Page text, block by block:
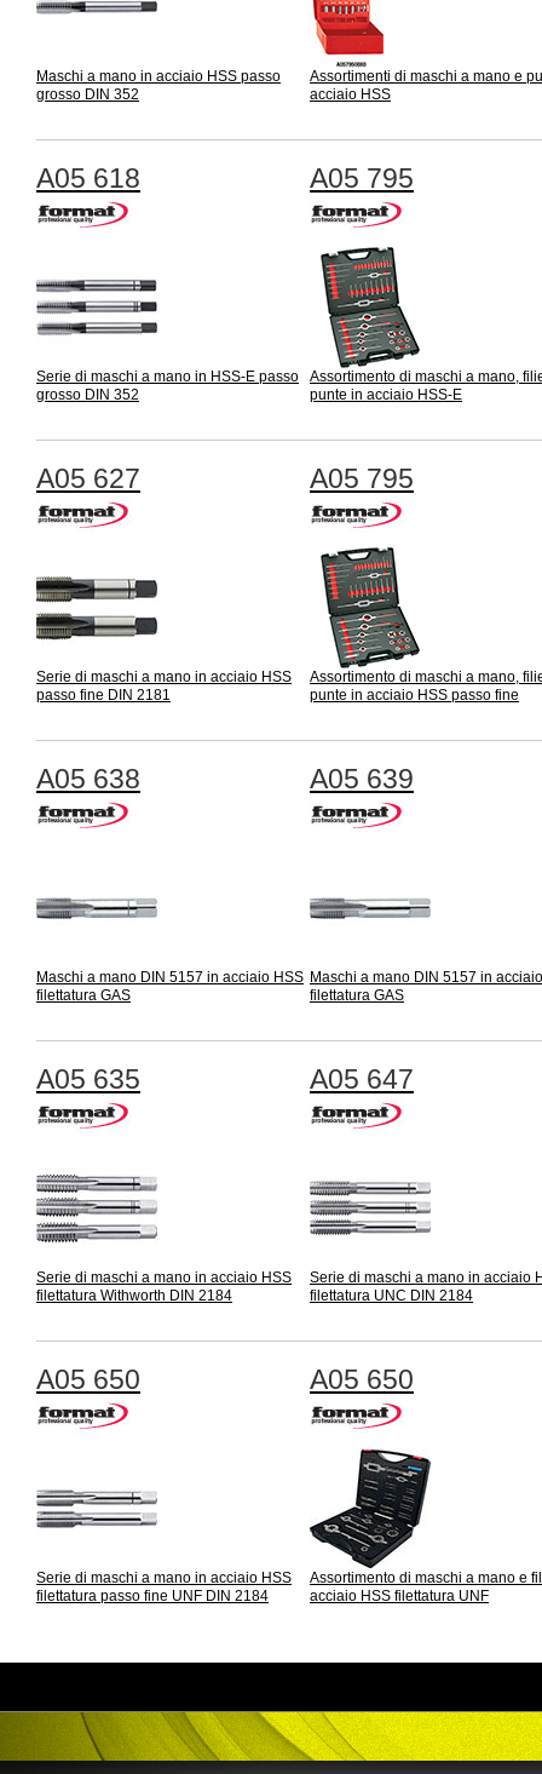
Maschi a mano in acciaio HSS passo
grosso DIN 352
Assortimenti di maschi a mano e
acciaio HSS
A05 618
Serie di maschi a mano in HSS-E passo
grosso DIN 352
A05 795
Assortimento di maschi a mano,
punte in acciaio HSS-E
A05 627
Serie di maschi a mano in acciaio HSS
passo fine DIN 2181
A05 795
Assortimento di maschi a mano,
punte in acciaio HSS passo fine
A05 638
Maschi a mano DIN 5157 in acciaio HSS
filettatura GAS
A05 639
Maschi a mano DIN 5157 in
filettatura GAS
A05 635
Serie di maschi a mano in acciaio HSS
filettatura Withworth DIN 2184
A05 647
Serie di maschi a mano in acciaio
filettatura UNC DIN 2184
A05 650
Serie di maschi a mano in acciaio HSS
filettatura passo fine UNF DIN 2184
A05 650
Assortimento di maschi a mano e
acciaio HSS filettatura UNF